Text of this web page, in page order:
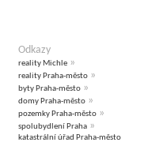
Odkazy
reality Michle »
reality Praha-město »
byty Praha-město »
domy Praha-město »
pozemky Praha-město »
spolubydlení Praha »
katastrální úřad Praha-město